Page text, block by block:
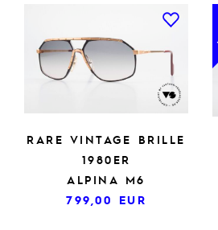
RARE VINTAGE BRILLE
1980ER
ALPINA M6
799,00 EUR